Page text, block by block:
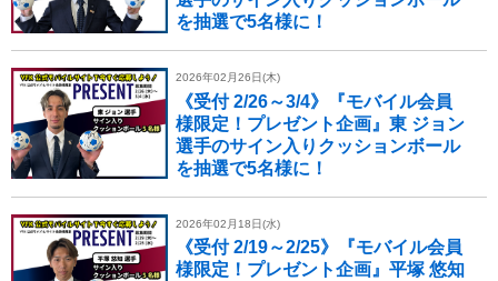
を抽選で5名様に！
2026年02月26日(木)
《受付 2/26～3/4》『モバイル会員
様限定！プレゼント企画』東 ジョン
選手のサイン入りクッションボール
を抽選で5名様に！
2026年02月18日(水)
《受付 2/19～2/25》『モバイル会員
様限定！プレゼント企画』平塚 悠知